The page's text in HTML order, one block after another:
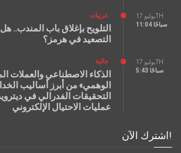
يوليو 17TH
11:04 صباحًا
عربيات
التلويح بإغلاق باب المندب..
التصعيد في هرمز؟
يوليو 17TH
5:43 صباحًا
جالية
الذكاء الاصطناعي والعملات
الوهمي» من أبرز أساليب
التحقيقات الفدرالي في
عمليات الاحتيال الإلكتروني
اشترك الآن!